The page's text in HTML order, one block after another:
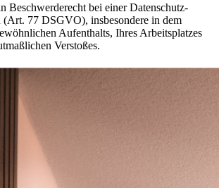
Beschwerderecht bei einer Datenschutz-
(Art. 77 DSGVO), insbesondere in dem
Aufenthalts, Ihres Arbeitsplatzes
Verstoßes.
Datenschutzerklärung keine speziellere
wird, verbleiben Ihre personenbezogenen
Zweck für die Datenverarbeitung entfällt. Bei
oder Widerruf einer Einwilligung
sofern keine anderen rechtlich
die Speicherung bestehen (z. B. steuer- oder